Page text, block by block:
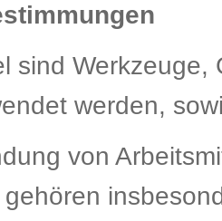
sind
werden,
von